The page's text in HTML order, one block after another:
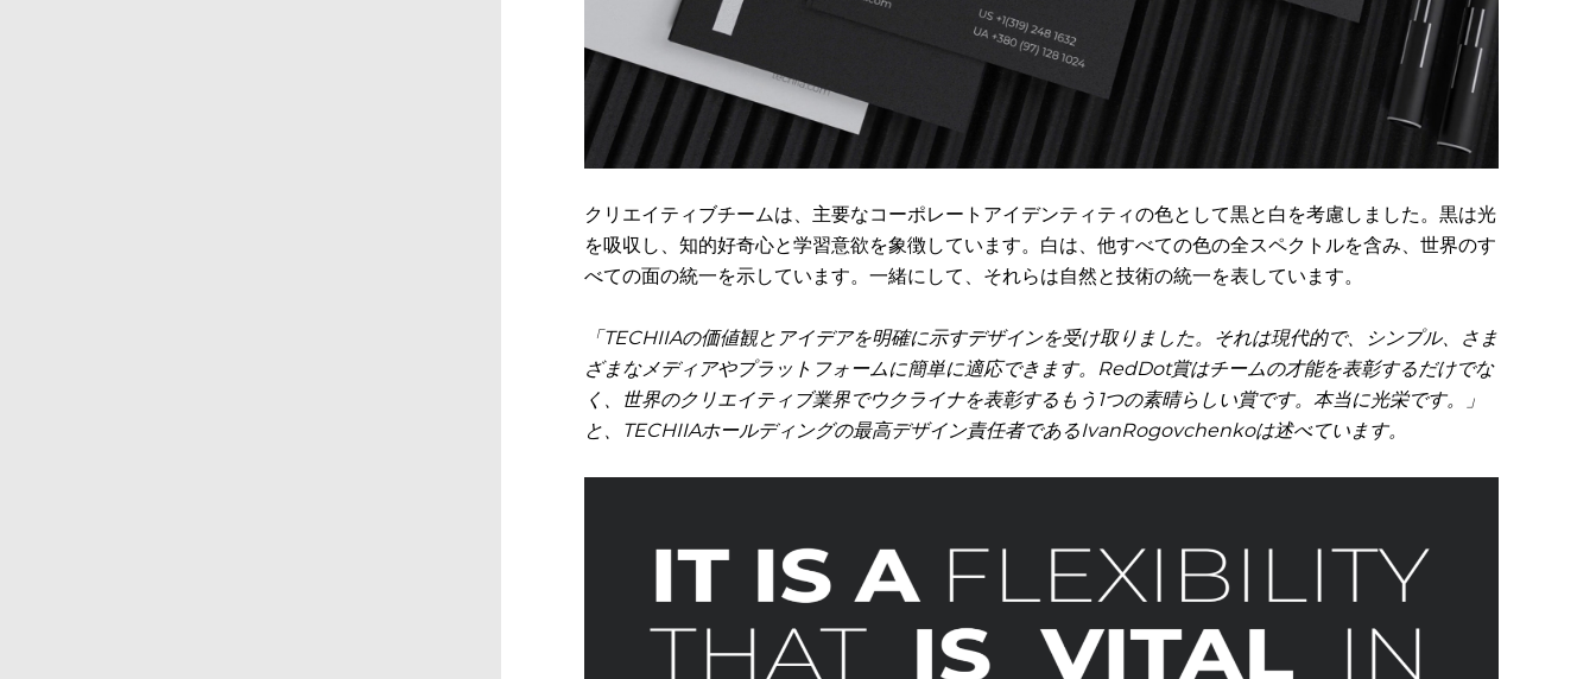
クリエイティブチームは、主要なコーポレートアイデンティティの色として黒と白を考慮しました。黒は光
を吸収し、知的好奇心と学習意欲を象徴しています。白は、他すべての色の全スペクトルを含み、世界のす
べての面の統一を示しています。一緒にして、それらは自然と技術の統一を表しています。
「TECHIIAの価値観とアイデアを明確に示すデザインを受け取りました。それは現代的で、シンプル、さま
ざまなメディアやプラットフォームに簡単に適応できます。RedDot賞はチームの才能を表彰するだけでな
く、世界のクリエイティブ業界でウクライナを表彰するもう1つの素晴らしい賞です。本当に光栄です。」
と、TECHIIAホールディングの最高デザイン責任者であるIvanRogovchenkoは述べています。